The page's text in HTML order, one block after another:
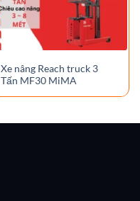
Xe nâng Reach truck 3
Tấn MF30 MiMA